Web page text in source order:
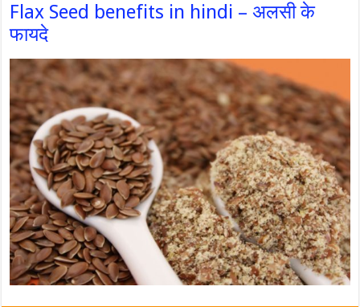
Flax Seed benefits in hindi – अलसी के
फायदे